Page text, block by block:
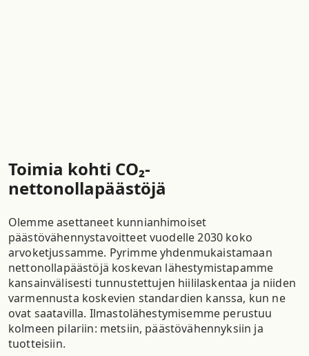
Toimia kohti CO₂-
nettonollapäästöjä
Olemme asettaneet kunnianhimoiset
päästövähennystavoitteet vuodelle 2030 koko
arvoketjussamme. Pyrimme yhdenmukaistamaan
nettonollapäästöjä koskevan lähestymistapamme
kansainvälisesti tunnustettujen hiililaskentaa ja niiden
varmennusta koskevien standardien kanssa, kun ne
ovat saatavilla. Ilmastolähestymisemme perustuu
kolmeen pilariin: metsiin, päästövähennyksiin ja
tuotteisiin.